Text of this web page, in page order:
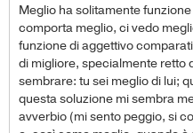
Meglio ha solitamente
comporta meglio, ci vedo
funzione di aggettivo
di migliore, specialmente retto
sembrare: tu sei meglio di lui;
questa soluzione mi sembra
avverbio (mi sento peggio, si